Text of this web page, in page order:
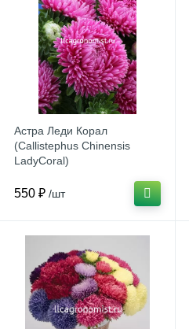
Астра Леди Корал
(Callistephus Chinensis
LadyCoral)
550 ₽ /шт